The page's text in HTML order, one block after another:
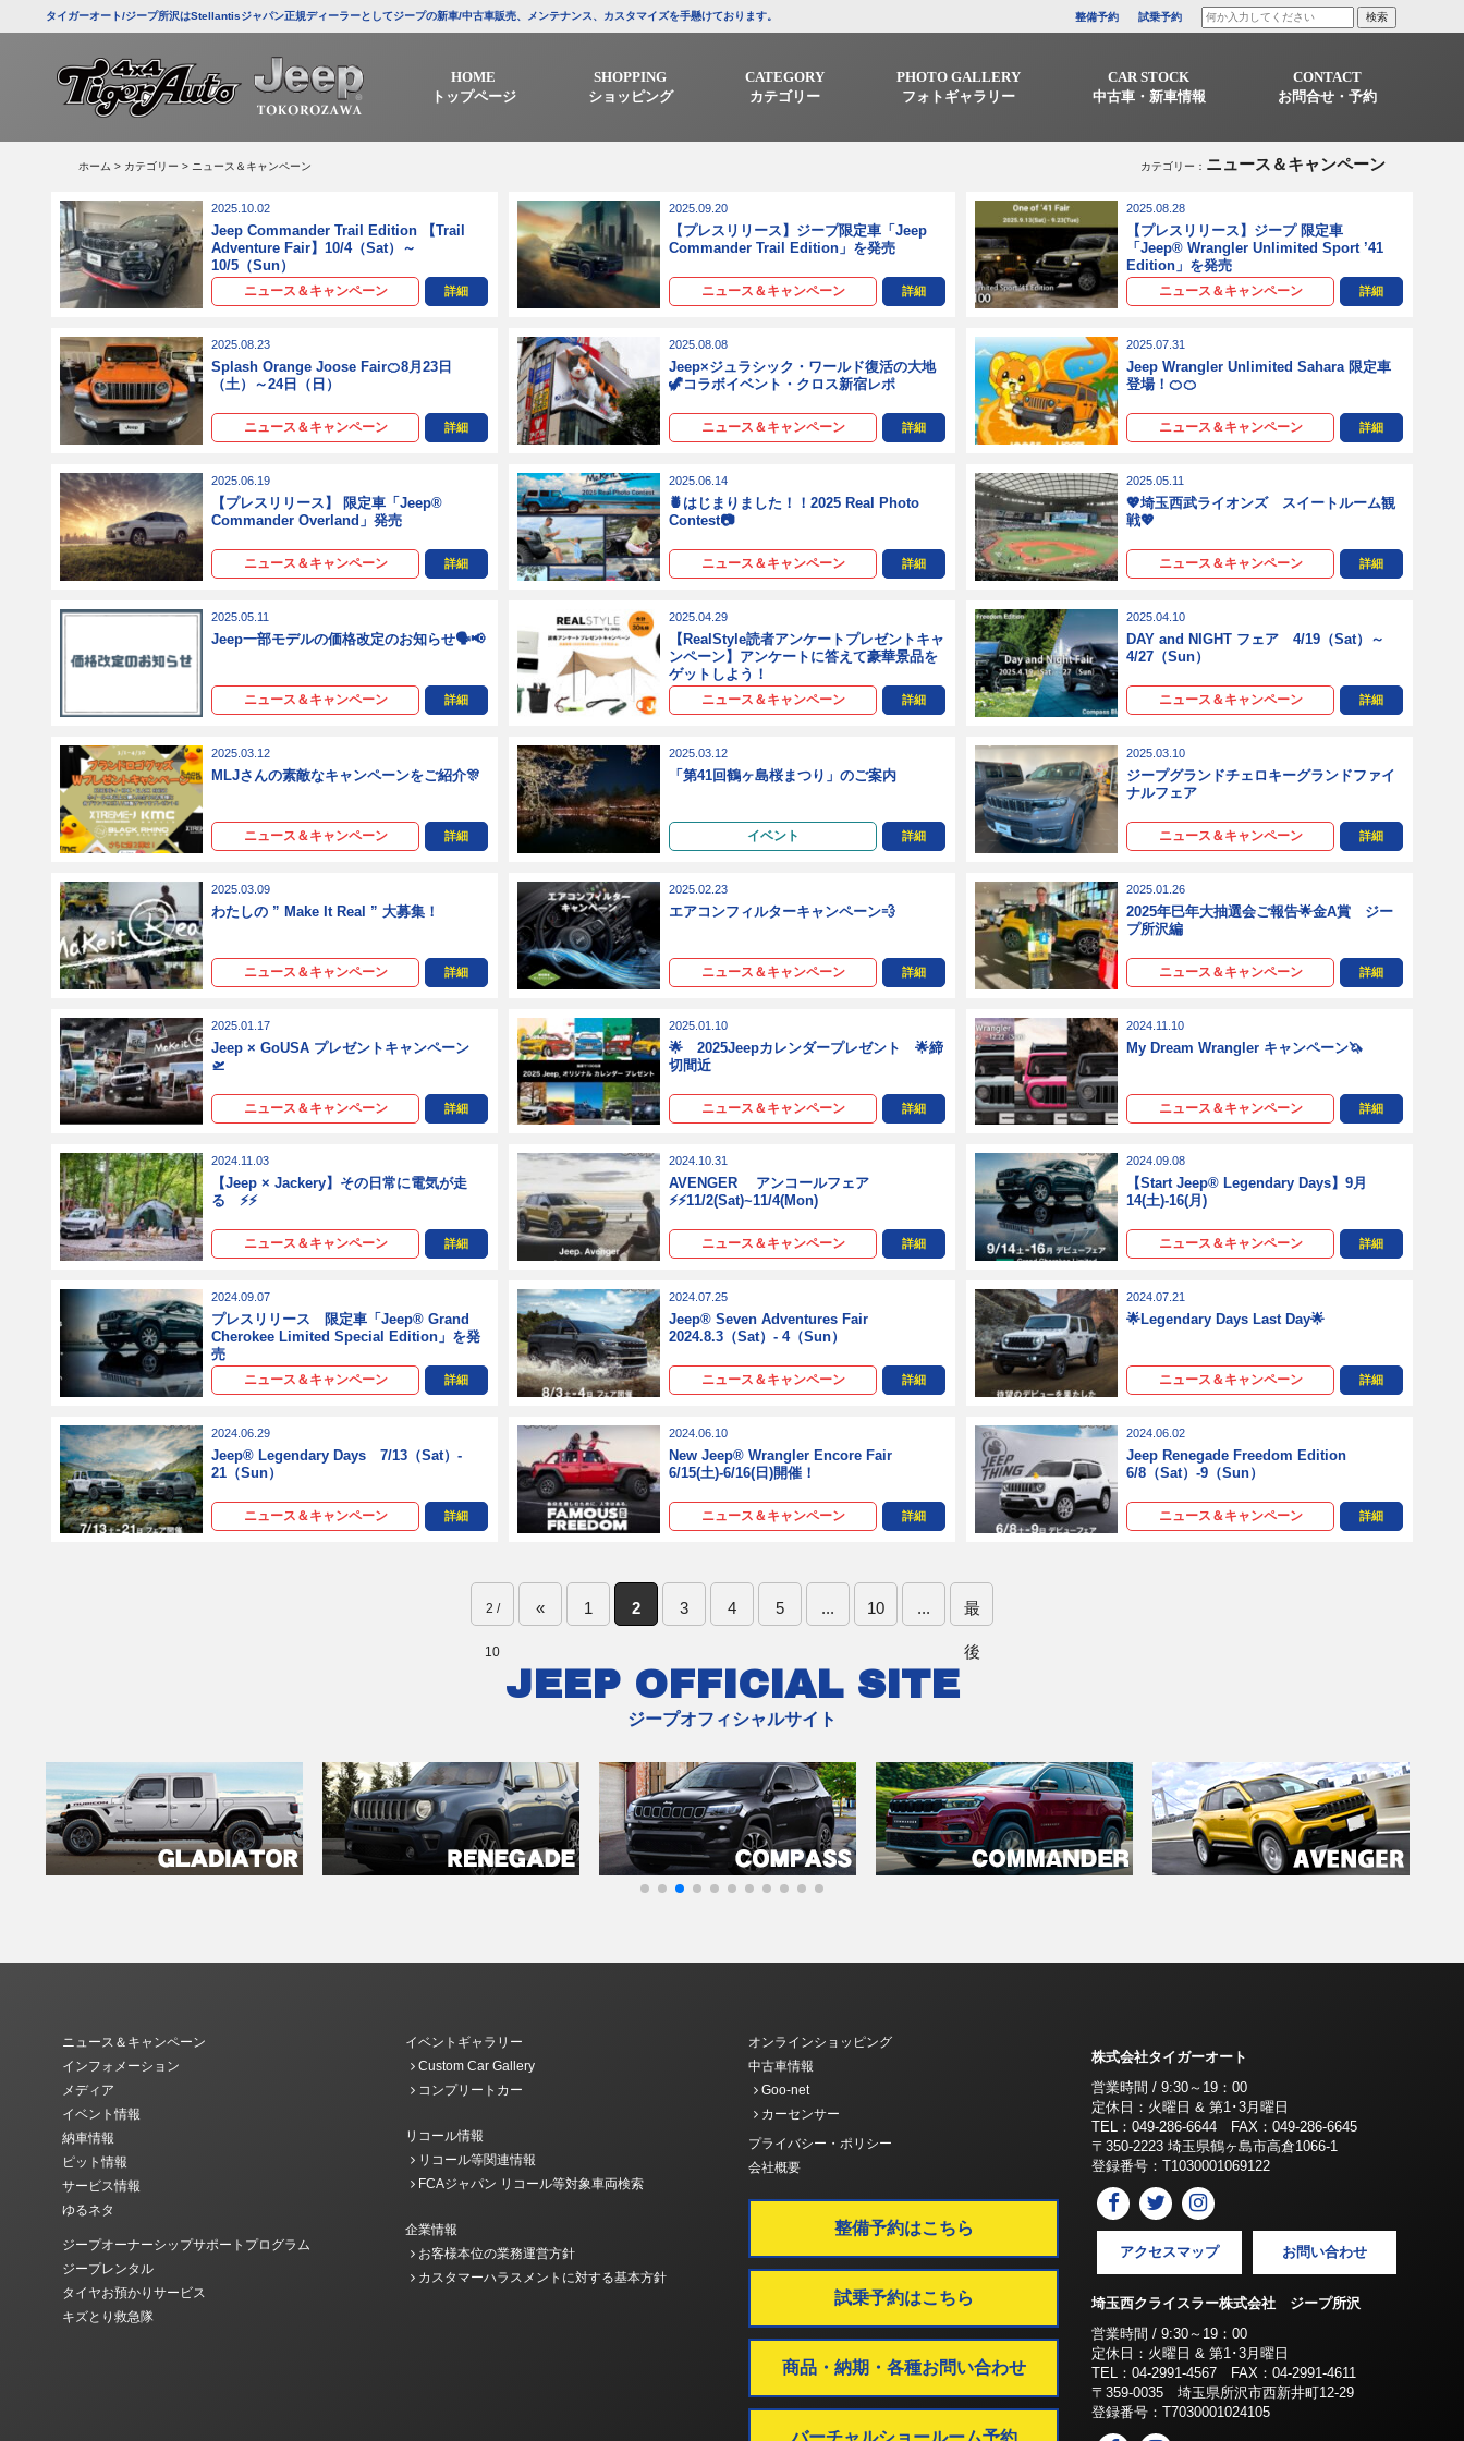
タイガーオート/ジープ所沢はStellantisジャパン正規ディーラーとしてジープの新車/中古車販売、メンテナンス、カスタマイズを手懸けております。 整備予約 試乗予約
HOME
トップページ
SHOPPING
ショッピング
CATEGORY
カテゴリー
PHOTO GALLERY
フォトギャラリー
CAR STOCK
中古車・新車情報
CONTACT
お問合せ・予約
ホーム > カテゴリー > ニュース＆キャンペーン カテゴリー： ニュース＆キャンペーン
2025.10.02
Jeep Commander Trail Edition 【Trail
Adventure Fair】10/4（Sat）～
10/5（Sun）
ニュース＆キャンペーン 詳細
2025.09.20
【プレスリリース】ジープ限定車「Jeep
Commander Trail Edition」を発売
ニュース＆キャンペーン 詳細
2025.08.28
【プレスリリース】ジープ 限定車
「Jeep® Wrangler Unlimited Sport ’41
Edition」を発売
ニュース＆キャンペーン 詳細
2025.08.23
Splash Orange Joose Fair🍊8月23日
（土）～24日（日）
ニュース＆キャンペーン 詳細
2025.08.08
Jeep×ジュラシック・ワールド復活の大地
🦖コラボイベント・クロス新宿レポ
ニュース＆キャンペーン 詳細
2025.07.31
Jeep Wrangler Unlimited Sahara 限定車
登場！🍊🍊
ニュース＆キャンペーン 詳細
2025.06.19
【プレスリリース】 限定車「Jeep®
Commander Overland」発売
ニュース＆キャンペーン 詳細
2025.06.14
🍍はじまりました！！2025 Real Photo
Contest📷
ニュース＆キャンペーン 詳細
2025.05.11
💖埼玉西武ライオンズ スイートルーム観
戦💖
ニュース＆キャンペーン 詳細
2025.05.11
Jeep一部モデルの価格改定のお知らせ🗣️📢
ニュース＆キャンペーン 詳細
2025.04.29
【RealStyle読者アンケートプレゼントキャ
ンペーン】アンケートに答えて豪華景品を
ゲットしよう！
ニュース＆キャンペーン 詳細
2025.04.10
DAY and NIGHT フェア 4/19（Sat）～
4/27（Sun）
ニュース＆キャンペーン 詳細
2025.03.12
MLJさんの素敵なキャンペーンをご紹介🎊
ニュース＆キャンペーン 詳細
2025.03.12
「第41回鶴ヶ島桜まつり」のご案内
イベント 詳細
2025.03.10
ジープグランドチェロキーグランドファイ
ナルフェア
ニュース＆キャンペーン 詳細
2025.03.09
わたしの ” Make It Real ” 大募集！
ニュース＆キャンペーン 詳細
2025.02.23
エアコンフィルターキャンペーン💨
ニュース＆キャンペーン 詳細
2025.01.26
2025年巳年大抽選会ご報告🌟金A賞 ジー
プ所沢編
ニュース＆キャンペーン 詳細
2025.01.17
Jeep × GoUSA プレゼントキャンペーン
🛫
ニュース＆キャンペーン 詳細
2025.01.10
🌟 2025Jeepカレンダープレゼント 🌟締
切間近
ニュース＆キャンペーン 詳細
2024.11.10
My Dream Wrangler キャンペーン🦄
ニュース＆キャンペーン 詳細
2024.11.03
【Jeep × Jackery】その日常に電気が走
る ⚡⚡
ニュース＆キャンペーン 詳細
2024.10.31
AVENGER アンコールフェア
⚡⚡11/2(Sat)~11/4(Mon)
ニュース＆キャンペーン 詳細
2024.09.08
【Start Jeep® Legendary Days】9月
14(土)-16(月)
ニュース＆キャンペーン 詳細
2024.09.07
プレスリリース 限定車「Jeep® Grand
Cherokee Limited Special Edition」を発
売
ニュース＆キャンペーン 詳細
2024.07.25
Jeep® Seven Adventures Fair
2024.8.3（Sat）- 4（Sun）
ニュース＆キャンペーン 詳細
2024.07.21
🌟Legendary Days Last Day🌟
ニュース＆キャンペーン 詳細
2024.06.29
Jeep® Legendary Days 7/13（Sat）-
21（Sun）
ニュース＆キャンペーン 詳細
2024.06.10
New Jeep® Wrangler Encore Fair
6/15(土)-6/16(日)開催！
ニュース＆キャンペーン 詳細
2024.06.02
Jeep Renegade Freedom Edition
6/8（Sat）-9（Sun）
ニュース＆キャンペーン 詳細
2 /
10
« 1 2 3 4 5 ... 10 ... 最
後
JEEP OFFICIAL SITE
ジープオフィシャルサイト
ニュース＆キャンペーン
インフォメーション
メディア
イベント情報
納車情報
ピット情報
サービス情報
ゆるネタ
ジープオーナーシップサポートプログラム
ジープレンタル
タイヤお預かりサービス
キズとり救急隊
イベントギャラリー
Custom Car Gallery
コンプリートカー
リコール情報
リコール等関連情報
FCAジャパン リコール等対象車両検索
企業情報
お客様本位の業務運営方針
カスタマーハラスメントに対する基本方針
オンラインショッピング
中古車情報
Goo-net
カーセンサー
プライバシー・ポリシー
会社概要
整備予約はこちら
試乗予約はこちら
商品・納期・各種お問い合わせ
株式会社タイガーオート
営業時間 / 9:30～19：00
定休日：火曜日 & 第1･3月曜日
TEL：049-286-6644 FAX：049-286-6645
〒350-2223 埼玉県鶴ヶ島市高倉1066-1
登録番号：T1030001069122
アクセスマップ お問い合わせ
埼玉西クライスラー株式会社 ジープ所沢
営業時間 / 9:30～19：00
定休日：火曜日 & 第1･3月曜日
TEL：04-2991-4567 FAX：04-2991-4611
〒359-0035 埼玉県所沢市西新井町12-29
登録番号：T7030001024105